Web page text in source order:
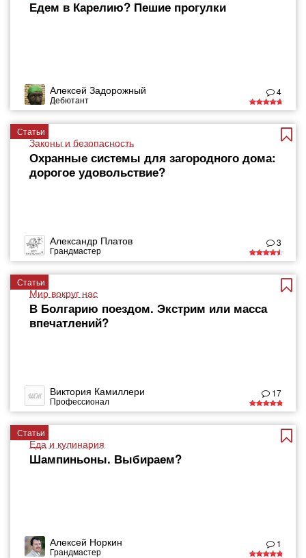
Едем в Карелию? Пешие прогулки
Алексей Задорожный
Дебютант
4
Статьи
Законы и безопасность
Охранные системы для загородного дома:
дорогое удовольствие?
Александр Платов
Грандмастер
3
Статьи
Мир вокруг нас
В Болгарию поездом. Экстрим или масса
впечатлений?
Виктория Камиллери
Профессионал
17
Статьи
Еда и кулинария
Шампиньоны. Выбираем?
Алексей Норкин
Грандмастер
1